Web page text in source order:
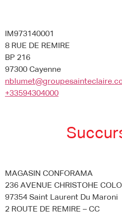
IM973140001
8 RUE DE REMIRE
BP 216
97300 Cayenne
+33594304000
MAGASIN CONFORAMA
236 AVENUE CHRISTOHE
97354 Saint Laurent Du Maroni
2 ROUTE DE REMIRE – CC